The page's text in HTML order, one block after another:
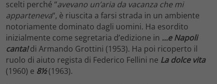
scelti perché “avevano un’aria da vacanza che mi
apparteneva“, è riuscita a farsi strada in un ambiente
notoriamente dominato dagli uomini. Ha esordito
inizialmente come segretaria d’edizione in …e Napoli
canta!di Armando Grottini (1953). Ha poi ricoperto il
ruolo di aiuto regista di Federico Fellini ne La dolce vita
(1960) e 8½(1963).